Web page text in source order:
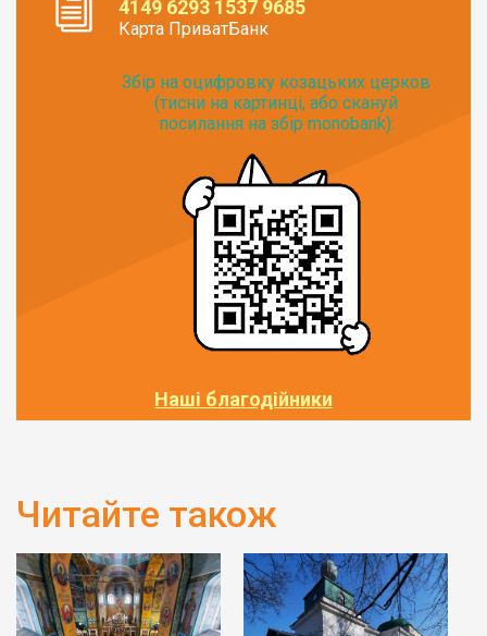
4149 6293 1537 9685
Карта ПриватБанк
Збір на оцифровку козацьких церков
(тисни на картинці, або скануй
посилання на збір monobank):
Наші благодійники
Читайте також